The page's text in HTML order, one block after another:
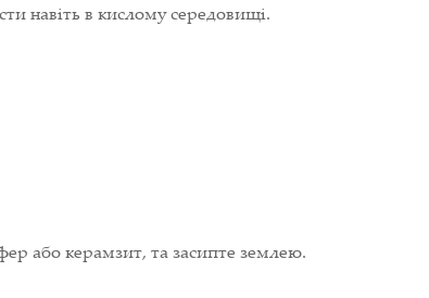
навіть в кислому середовищі.
або керамзит, та засипте землею.